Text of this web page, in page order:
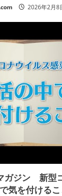
2026年2月8
ガジン 新型
気を付けるこ